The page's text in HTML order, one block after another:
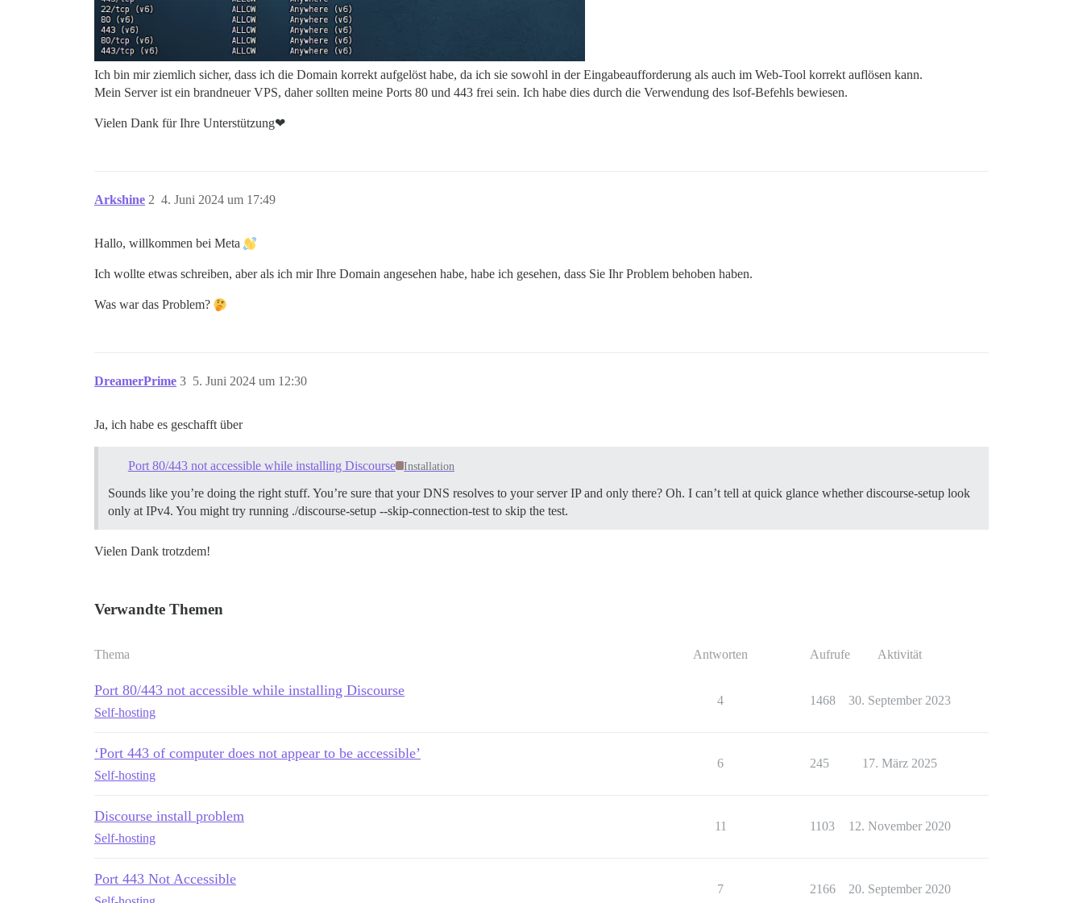
Ich bin mir ziemlich sicher, dass ich die Domain korrekt aufgelöst habe, da ich sie sowohl in der Eingabeaufforderung als auch im Web-Tool korrekt auflösen kann.
Mein Server ist ein brandneuer VPS, daher sollten meine Ports 80 und 443 frei sein. Ich habe dies durch die Verwendung des lsof-Befehls bewiesen.
Vielen Dank für Ihre Unterstützung❤
Arkshine 4. Juni 2024 um 17:49
2
Hallo, willkommen bei Meta
Ich wollte etwas schreiben, aber als ich mir Ihre Domain angesehen habe, habe ich gesehen, dass Sie Ihr Problem behoben haben.
Was war das Problem?
DreamerPrime 5. Juni 2024 um 12:30
3
Ja, ich habe es geschafft über
Port 80/443 not accessible while installing Discourse Installation
Sounds like you’re doing the right stuff. You’re sure that your DNS resolves to your server IP and only there? Oh. I can’t tell at quick glance whether discourse-setup look
only at IPv4. You might try running ./discourse-setup --skip-connection-test to skip the test.
Vielen Dank trotzdem!
Verwandte Themen
Thema Antworten Aufrufe Aktivität
Port 80/443 not accessible while installing Discourse
Self-hosting
4 1468 30. September 2023
‘Port 443 of computer does not appear to be accessible’
Self-hosting
6 245 17. März 2025
Discourse install problem
Self-hosting
11 1103 12. November 2020
Port 443 Not Accessible
7 2166 20. September 2020